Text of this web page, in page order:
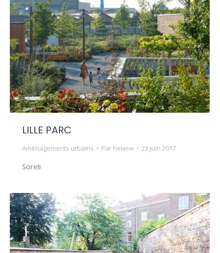
LILLE PARC
Aménagements urbains Par helene 23 juin 2017
Soreli